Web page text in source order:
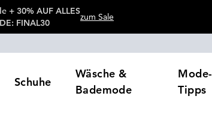
+ 30% AUF ALLES
FINAL30
zum Sale
Schuhe
Wäsche &
Bademode
Mode-
Tipps